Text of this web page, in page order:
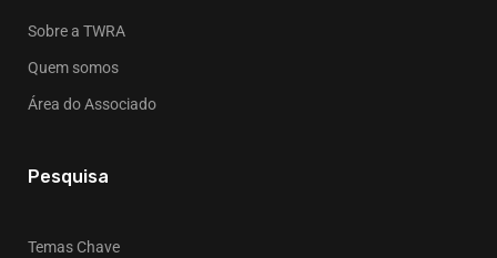
Sobre a TWRA
Quem somos
Área do Associado
Pesquisa
Temas Chave